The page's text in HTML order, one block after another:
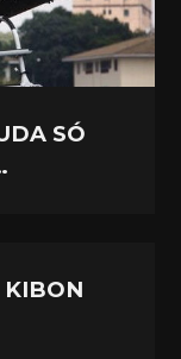
SÓ
KIBON